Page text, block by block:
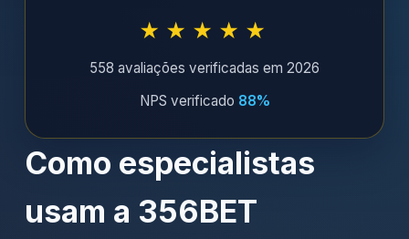
★★★★★
558 avaliações verificadas em 2026
NPS verificado 88%
Como especialistas
usam a 356BET